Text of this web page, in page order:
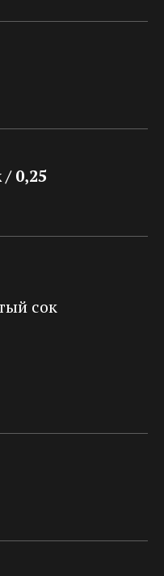
0,25
сок